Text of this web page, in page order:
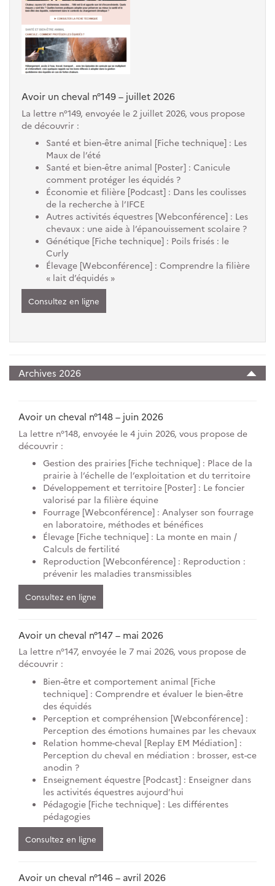
Avoir un cheval n°149 – juillet 2026
La lettre n°149, envoyée le 2 juillet 2026, vous propose
de découvrir :
Santé et bien-être animal [Fiche technique] : Les
Maux de l’été
Santé et bien-être animal [Poster] : Canicule
comment protéger les équidés ?
Économie et filière [Podcast] : Dans les coulisses
de la recherche à l’IFCE
Autres activités équestres [Webconférence] : Les
chevaux : une aide à l’épanouissement scolaire ?
Génétique [Fiche technique] : Poils frisés : le
Curly
Élevage [Webconférence] : Comprendre la filière
« lait d’équidés »
Consultez en ligne
Archives 2026
Avoir un cheval n°148 – juin 2026
La lettre n°148, envoyée le 4 juin 2026, vous propose de
découvrir :
Gestion des prairies [Fiche technique] : Place de la
prairie à l’échelle de l’exploitation et du territoire
Développement et territoire [Poster] : Le foncier
valorisé par la filière équine
Fourrage [Webconférence] : Analyser son fourrage
en laboratoire, méthodes et bénéfices
Élevage [Fiche technique] : La monte en main /
Calculs de fertilité
Reproduction [Webconférence] : Reproduction :
prévenir les maladies transmissibles
Consultez en ligne
Avoir un cheval n°147 – mai 2026
La lettre n°147, envoyée le 7 mai 2026, vous propose de
découvrir :
Bien-être et comportement animal [Fiche
technique] : Comprendre et évaluer le bien-être
des équidés
Perception et compréhension [Webconférence] :
Perception des émotions humaines par les chevaux
Relation homme-cheval [Replay EM Médiation] :
Perception du cheval en médiation : brosser, est-ce
anodin ?
Enseignement équestre [Podcast] : Enseigner dans
les activités équestres aujourd’hui
Pédagogie [Fiche technique] : Les différentes
pédagogies
Consultez en ligne
Avoir un cheval n°146 – avril 2026